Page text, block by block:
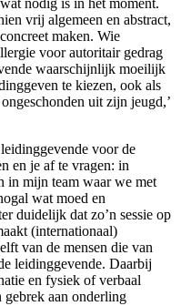
nodig is in het moment.
vrij algemeen en abstract,
maken. Wie
voor autoritair gedrag
waarschijnlijk moeilijk
te kiezen, ook als
uit zijn jeugd,’
voor de
en je af te vragen: in
in mijn team waar we met
wat moed en
duidelijk dat zo’n sessie op
(internationaal)
van de mensen die van
leidinggevende. Daarbij
en fysiek of verbaal
gebrek aan onderling